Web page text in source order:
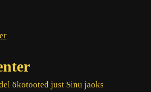
ökotooted just Sinu jaoks